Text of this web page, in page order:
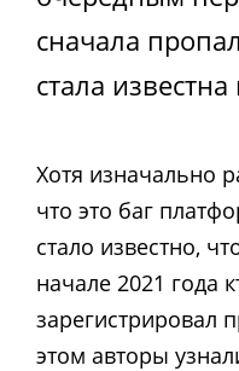
сначала
стала
Хотя изначально
что это баг
стало известно,
начале 2021 года
зарегистрировал
этом авторы